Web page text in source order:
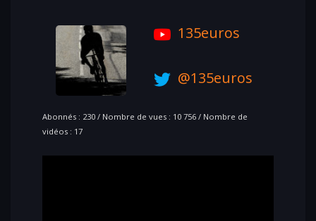
135euros
@135euros
Abonnés : 230 / Nombre de vues : 10 756 / Nombre de
vidéos : 17